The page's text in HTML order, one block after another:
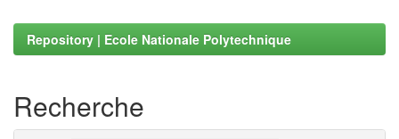
Repository | Ecole Nationale Polytechnique
Recherche